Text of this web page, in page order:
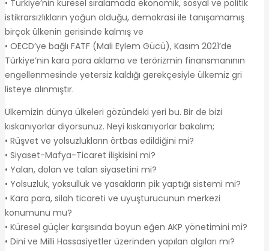
• Türkiye’nin küresel sıralamada ekonomik, sosyal ve politik
istikrarsızlıkların yoğun olduğu, demokrasi ile tanışamamış
birçok ülkenin gerisinde kalmış ve
• OECD’ye bağlı FATF (Mali Eylem Gücü), Kasım 2021’de
Türkiye’nin kara para aklama ve terörizmin finansmanının
engellenmesinde yetersiz kaldığı gerekçesiyle ülkemiz gri
listeye alınmıştır.
Ülkemizin dünya ülkeleri gözündeki yeri bu. Bir de bizi
kıskanıyorlar diyorsunuz. Neyi kıskanıyorlar bakalım;
• Rüşvet ve yolsuzlukların örtbas edildiğini mi?
• Siyaset-Mafya-Ticaret ilişkisini mi?
• Yalan, dolan ve talan siyasetini mi?
• Yolsuzluk, yoksulluk ve yasakların pik yaptığı sistemi mi?
• Kara para, silah ticareti ve uyuşturucunun merkezi
konumunu mu?
• Küresel güçler karşısında boyun eğen AKP yönetimini mi?
• Dini ve Milli Hassasiyetler üzerinden yapılan algıları mı?